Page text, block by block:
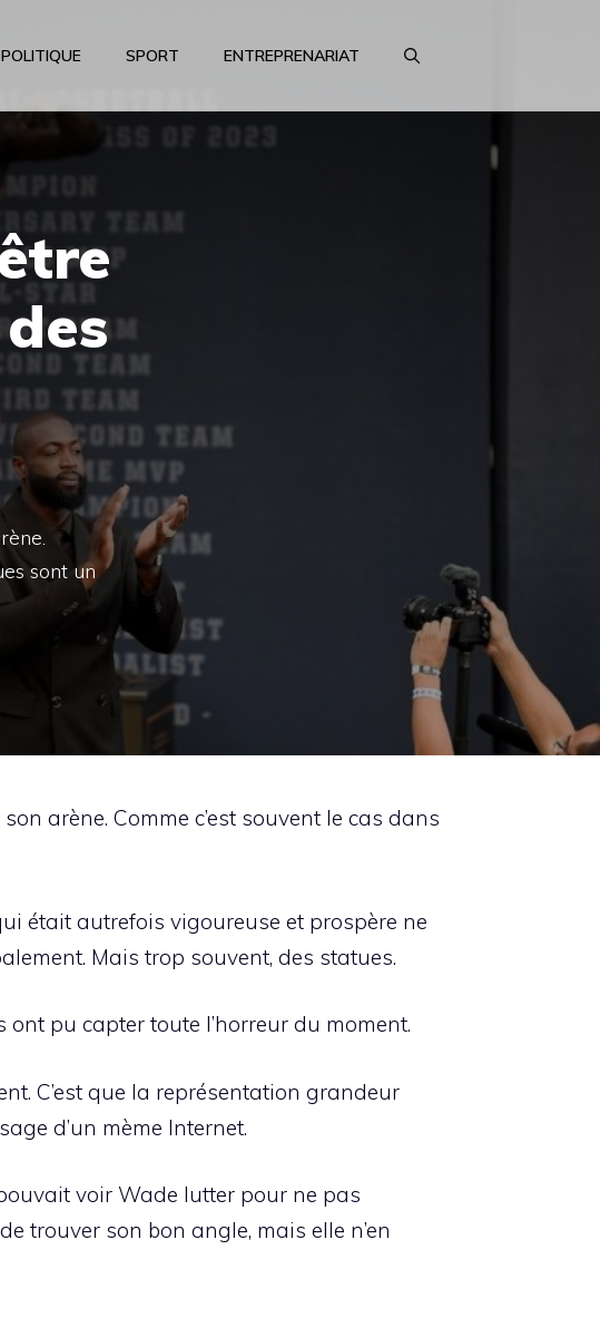
POLITIQUE SPORT ENTREPRENARIAT
sont un
arène. Comme c’est souvent le cas dans
était autrefois vigoureuse et prospère ne
Mais trop souvent, des statues.
pu capter toute l’horreur du moment.
C’est que la représentation grandeur
d’un mème Internet.
voir Wade lutter pour ne pas
trouver son bon angle, mais elle n’en